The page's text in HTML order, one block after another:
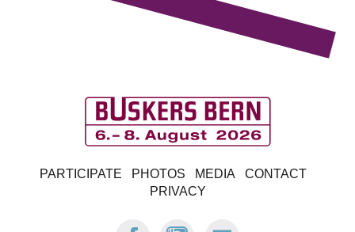
B
u
PARTICIPATE PHOTOS MEDIA
CONTACT
PRIVACY
FACEBOOK:INSTAGRAM:
E-